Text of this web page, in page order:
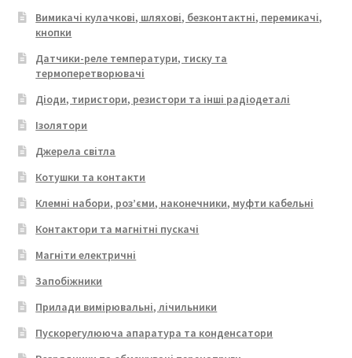
Вимикачі кулачкові, шляхові, безконтактні, перемикачі,
кнопки
Датчики-реле температури, тиску та
термоперетворювачі
Діоди, тиристори, резистори та інші радіодеталі
Ізолятори
Джерела світла
Котушки та контакти
Клемні набори, роз’єми, наконечники, муфти кабельні
Контактори та магнітні пускачі
Магніти електричні
Запобіжники
Прилади вимірювальні, лічильники
Пускорегулююча апаратура та конденсатори